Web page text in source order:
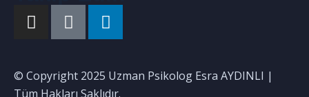
© Copyright 2025 Uzman Psikolog Esra AYDINLI |
Tüm Hakları Saklıdır.